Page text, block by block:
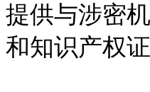
提供与涉密
和知识产权